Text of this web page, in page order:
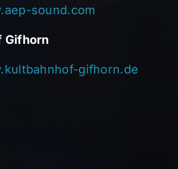
sound.com
Gifhorn
gifhorn.de